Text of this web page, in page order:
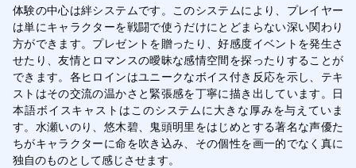
体験の中心は絆システムです。このシステムにより、プレイヤー
は単にキャラクターを戦闘で使うだけにとどまらない深い関わり
方ができます。プレゼントを贈ったり、好感度イベントを発生さ
せたり、友情とロマンスの曖昧な感情空間を探ったりすることが
できます。各ヒロインはユニークなボイス付き反応を示し、テキ
ストはその交流の温かさと緊張感を丁寧に描き出しています。日
本語ボイスキャストはこのシステムに大きな厚みを与えていま
す。水瀬いのり、悠木碧、鬼頭明里をはじめとする著名な声優た
ちがキャラクターに命を吹き込み、その個性を画一的でなく真に
独自のものとして感じさせます。